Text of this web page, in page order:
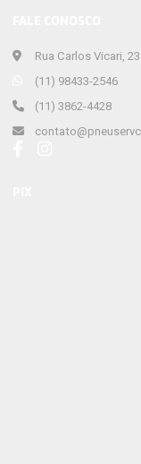
Rua Carlos Vicari,
(11) 98433-2546
(11) 3862-4428